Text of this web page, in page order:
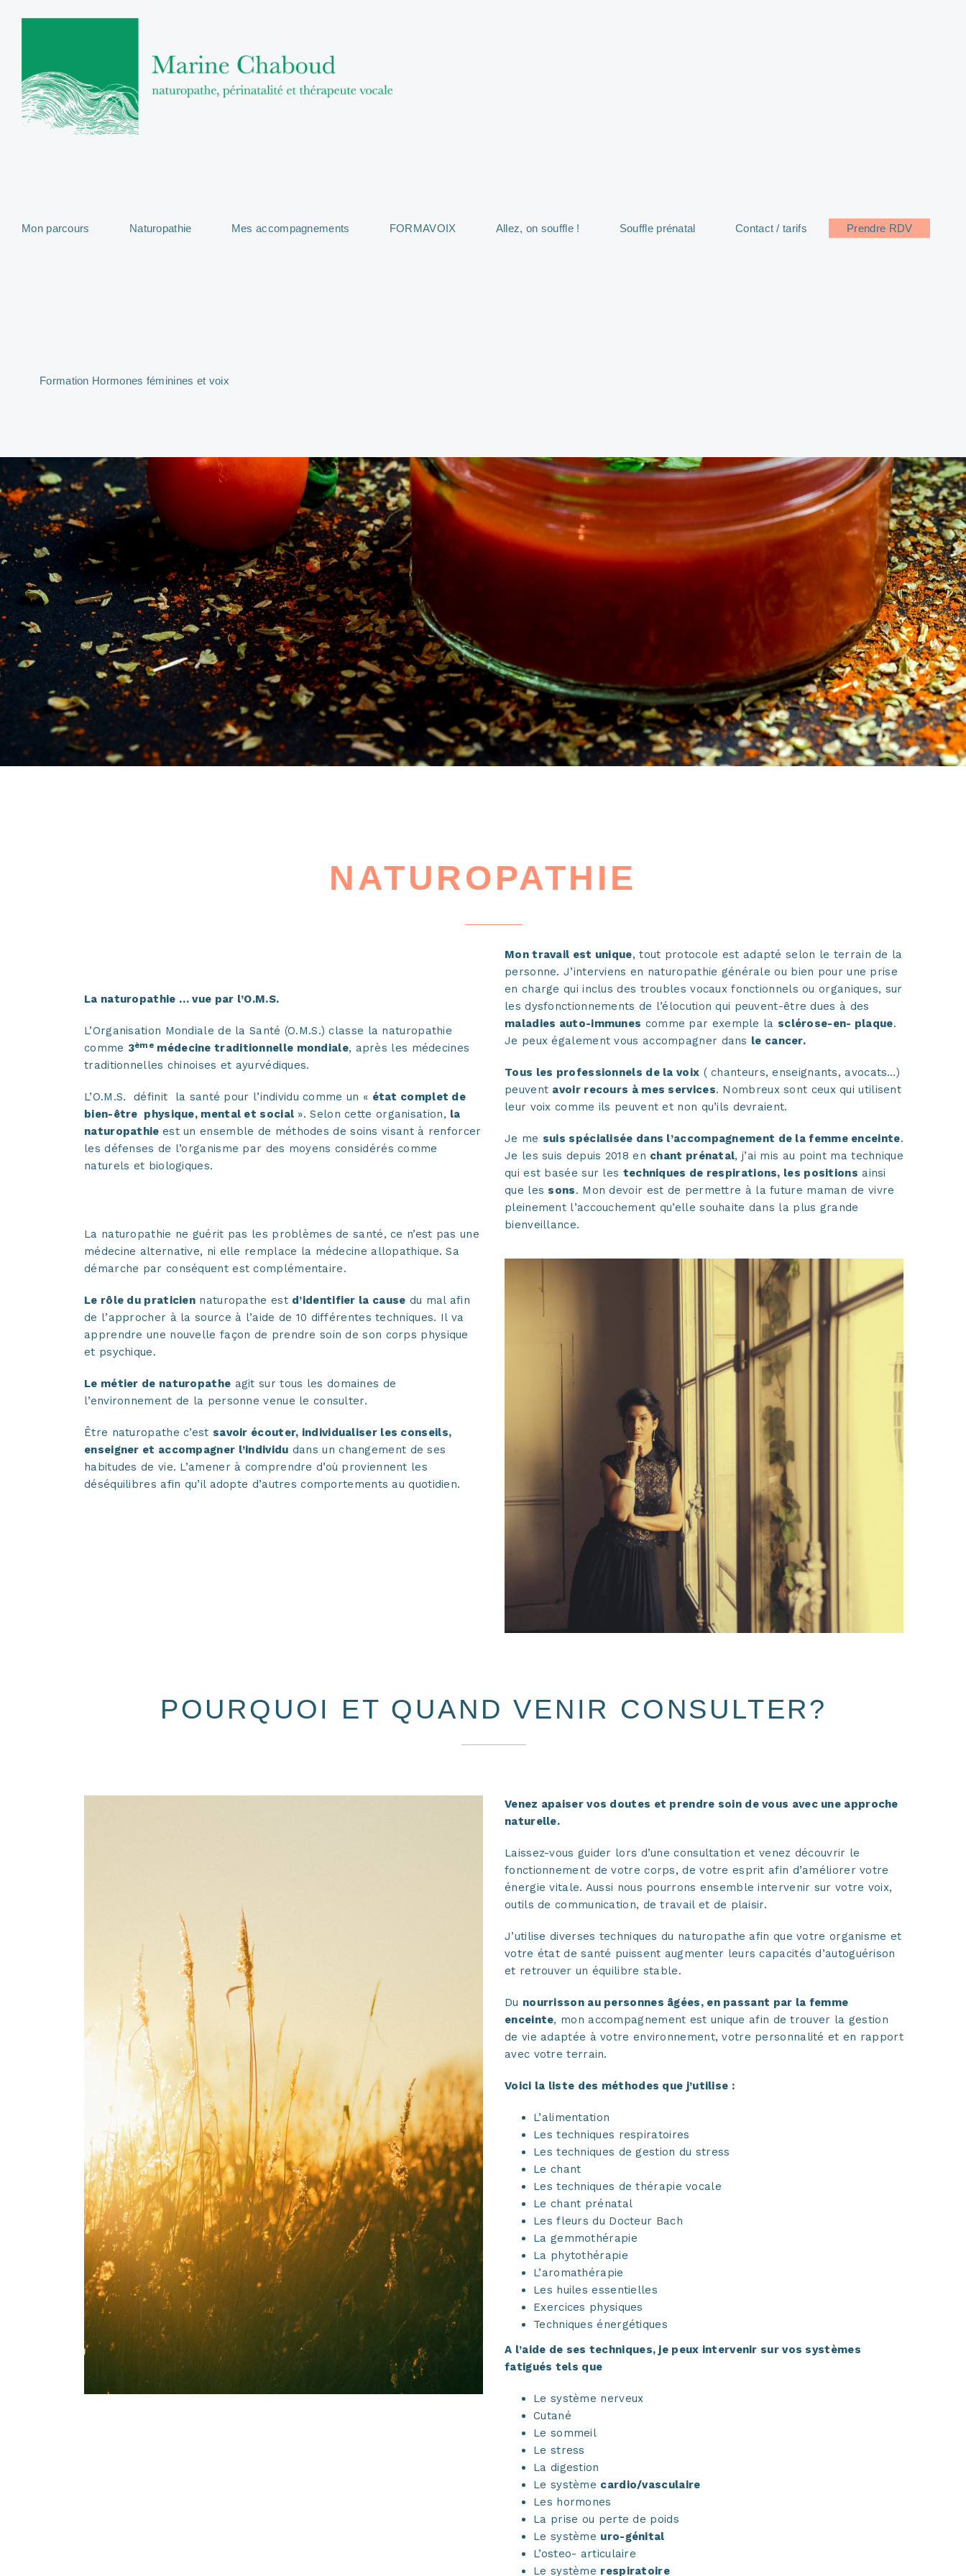
Mon parcours Naturopathie Mes accompagnements FORMAVOIX Allez, on souffle ! Souffle prénatal Contact / tarifs Prendre RDV
Formation Hormones féminines et voix
NATUROPATHIE
La naturopathie … vue par l’O.M.S.
L’Organisation Mondiale de la Santé (O.M.S.) classe la naturopathie
comme 3ème médecine traditionnelle mondiale, après les médecines
traditionnelles chinoises et ayurvédiques.
L’O.M.S. définit la santé pour l’individu comme un « état complet de
bien-être physique, mental et social ». Selon cette organisation, la
naturopathie est un ensemble de méthodes de soins visant à renforcer
les défenses de l’organisme par des moyens considérés comme
naturels et biologiques.
La naturopathie ne guérit pas les problèmes de santé, ce n’est pas une
médecine alternative, ni elle remplace la médecine allopathique. Sa
démarche par conséquent est complémentaire.
Le rôle du praticien naturopathe est d’identifier la cause du mal afin
de l’approcher à la source à l’aide de 10 différentes techniques. Il va
apprendre une nouvelle façon de prendre soin de son corps physique
et psychique.
Le métier de naturopathe agit sur tous les domaines de
l’environnement de la personne venue le consulter.
Être naturopathe c’est savoir écouter, individualiser les conseils,
enseigner et accompagner l’individu dans un changement de ses
habitudes de vie. L’amener à comprendre d’où proviennent les
déséquilibres afin qu’il adopte d’autres comportements au quotidien.
Mon travail est unique, tout protocole est adapté selon le terrain de la
personne. J’interviens en naturopathie générale ou bien pour une prise
en charge qui inclus des troubles vocaux fonctionnels ou organiques, sur
les dysfonctionnements de l’élocution qui peuvent-être dues à des
maladies auto-immunes comme par exemple la sclérose-en- plaque.
Je peux également vous accompagner dans le cancer.
Tous les professionnels de la voix ( chanteurs, enseignants, avocats…)
peuvent avoir recours à mes services. Nombreux sont ceux qui utilisent
leur voix comme ils peuvent et non qu’ils devraient.
Je me suis spécialisée dans l’accompagnement de la femme enceinte.
Je les suis depuis 2018 en chant prénatal, j’ai mis au point ma technique
qui est basée sur les techniques de respirations, les positions ainsi
que les sons. Mon devoir est de permettre à la future maman de vivre
pleinement l’accouchement qu’elle souhaite dans la plus grande
bienveillance.
POURQUOI ET QUAND VENIR CONSULTER?
Venez apaiser vos doutes et prendre soin de vous avec une approche
naturelle.
Laissez-vous guider lors d’une consultation et venez découvrir le
fonctionnement de votre corps, de votre esprit afin d’améliorer votre
énergie vitale. Aussi nous pourrons ensemble intervenir sur votre voix,
outils de communication, de travail et de plaisir.
J’utilise diverses techniques du naturopathe afin que votre organisme et
votre état de santé puissent augmenter leurs capacités d’autoguérison
et retrouver un équilibre stable.
Du nourrisson au personnes âgées, en passant par la femme
enceinte, mon accompagnement est unique afin de trouver la gestion
de vie adaptée à votre environnement, votre personnalité et en rapport
avec votre terrain.
Voici la liste des méthodes que j’utilise :
L’alimentation
Les techniques respiratoires
Les techniques de gestion du stress
Le chant
Les techniques de thérapie vocale
Le chant prénatal
Les fleurs du Docteur Bach
La gemmothérapie
La phytothérapie
L’aromathérapie
Les huiles essentielles
Exercices physiques
Techniques énergétiques
A l’aide de ses techniques, je peux intervenir sur vos systèmes
fatigués tels que
Le système nerveux
Cutané
Le sommeil
Le stress
La digestion
Le système cardio/vasculaire
Les hormones
La prise ou perte de poids
Le système uro-génital
L’osteo- articulaire
Le système respiratoire